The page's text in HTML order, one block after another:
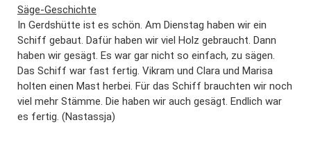
Säge-Geschichte
In Gerdshütte ist es schön. Am Dienstag haben wir ein
Schiff gebaut. Dafür haben wir viel Holz gebraucht. Dann
haben wir gesägt. Es war gar nicht so einfach, zu sägen.
Das Schiff war fast fertig. Vikram und Clara und Marisa
holten einen Mast herbei. Für das Schiff brauchten wir noch
viel mehr Stämme. Die haben wir auch gesägt. Endlich war
es fertig. (Nastassja)